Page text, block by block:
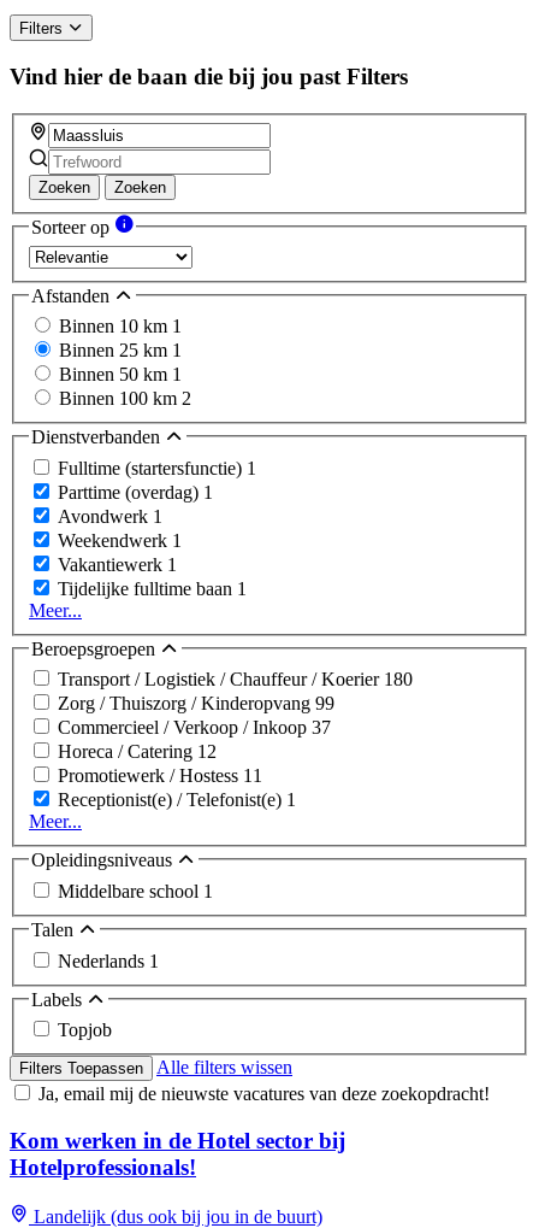
Filters
Vind hier de baan die bij jou past Filters
Zoeken Zoeken
Sorteer op
Afstanden
Binnen 10 km 1
Binnen 25 km 1
Binnen 50 km 1
Binnen 100 km 2
Dienstverbanden
Fulltime (startersfunctie) 1
Parttime (overdag) 1
Avondwerk 1
Weekendwerk 1
Vakantiewerk 1
Tijdelijke fulltime baan 1
Meer...
Beroepsgroepen
Transport / Logistiek / Chauffeur / Koerier 180
Zorg / Thuiszorg / Kinderopvang 99
Commercieel / Verkoop / Inkoop 37
Horeca / Catering 12
Promotiewerk / Hostess 11
Receptionist(e) / Telefonist(e) 1
Meer...
Opleidingsniveaus
Middelbare school 1
Talen
Nederlands 1
Labels
Topjob
Filters Toepassen
Alle filters wissen
Ja, email mij de nieuwste vacatures van deze zoekopdracht!
Kom werken in de Hotel sector bij
Hotelprofessionals!
Landelijk (dus ook bij jou in de buurt)